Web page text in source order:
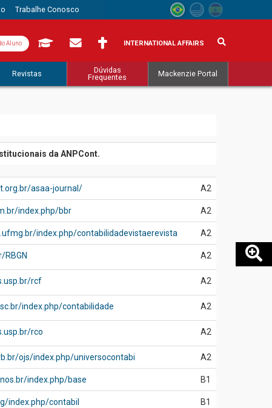
Trabalhe Conosco
Aluno INTERNATIONAL AFFAIRS
Revistas
Dúvidas
Frequentes
Mackenzie Portal
da ANPCont.
asaa-journal/ A2
index.php/bbr A2
index.php/contabilidadevistaerevista A2
A2
rcf A2
index.php/contabilidade A2
rco A2
ojs/index.php/universocontabi A2
index.php/base B1
index.php/contabil B1